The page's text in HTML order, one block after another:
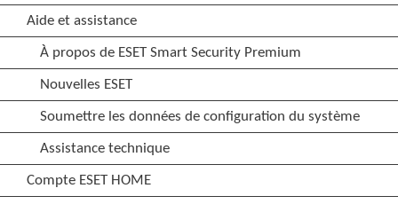
Aide et assistance
À propos de ESET Smart Security Premium
Nouvelles ESET
Soumettre les données de configuration du système
Assistance technique
Compte ESET HOME